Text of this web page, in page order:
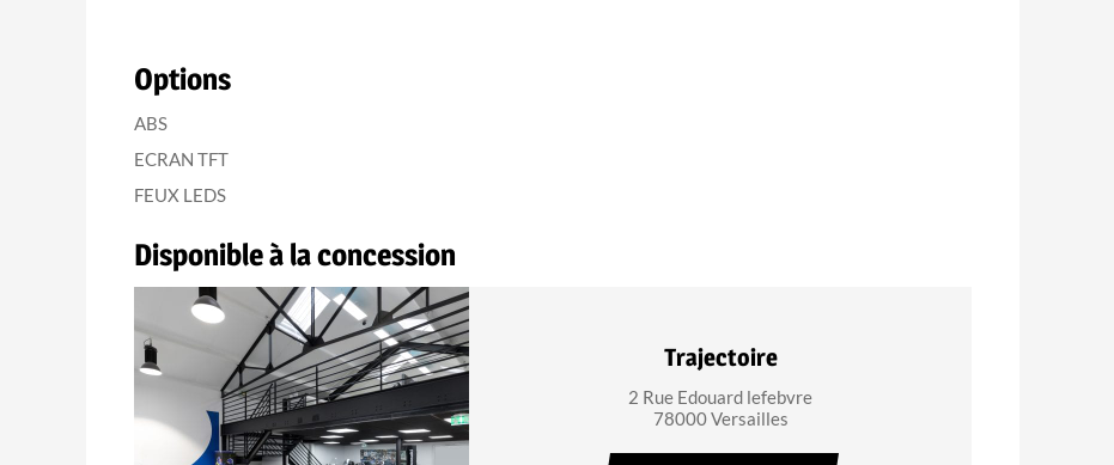
Options
ABS
ECRAN TFT
FEUX LEDS
Disponible à la concession
Trajectoire
2 Rue Edouard lefebvre
78000 Versailles